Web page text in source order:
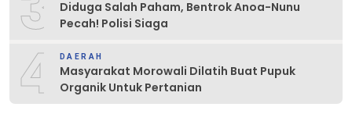
Diduga Salah Paham, Bentrok Anoa-Nunu
Pecah! Polisi Siaga
4 DAERAH
Masyarakat Morowali Dilatih Buat Pupuk
Organik Untuk Pertanian